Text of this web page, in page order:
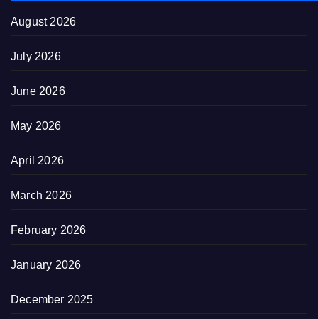
August 2026
July 2026
June 2026
May 2026
April 2026
March 2026
February 2026
January 2026
December 2025